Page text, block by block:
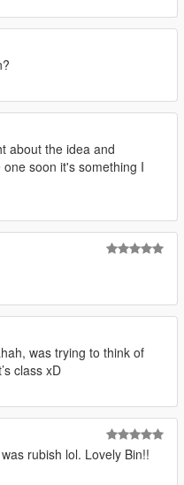
about the idea and
soon it's something I
was trying to think of
class xD
rubish lol. Lovely Bin!!